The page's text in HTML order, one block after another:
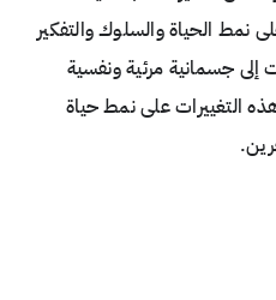
نمط الحياة والسلوك والتفكير
إلى جسمانية مرئية ونفسية
التغييرات على نمط حياة